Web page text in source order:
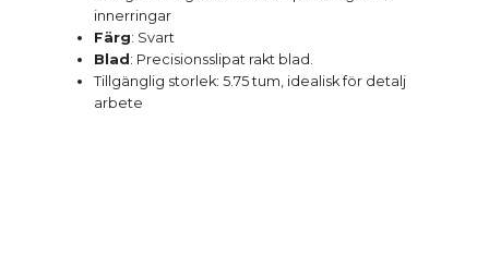
innerringar
Färg: Svart
Blad : Precisionsslipat rakt blad.
Tillgänglig storlek: 5.75 tum, idealisk för detalj
arbete